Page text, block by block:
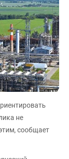
не
сообщает